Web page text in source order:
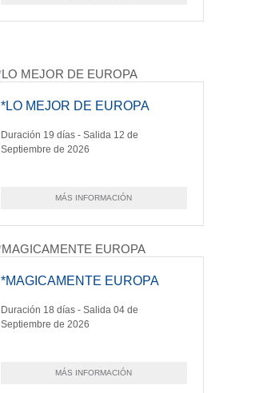
*LO MEJOR DE EUROPA
Duración 19 días - Salida 12 de
Septiembre de 2026
MÁS INFORMACIÓN
*MAGICAMENTE EUROPA
Duración 18 días - Salida 04 de
Septiembre de 2026
MÁS INFORMACIÓN